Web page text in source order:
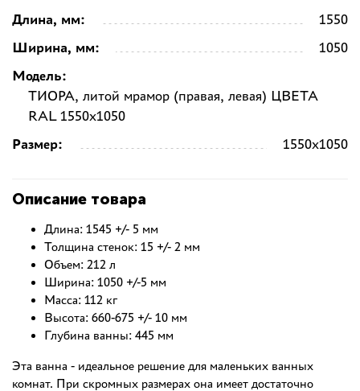
Длина, мм:
1550
Ширина, мм:
1050
Модель:
ТИОРА, литой мрамор (правая, левая) ЦВЕТА
RAL 1550x1050
Размер:
1550x1050
Описание товара
Длина: 1545 +/- 5 мм
Толщина стенок: 15 +/- 2 мм
Объем: 212 л
Ширина: 1050 +/-5 мм
Масса: 112 кг
Высота: 660-675 +/- 10 мм
Глубина ванны: 445 мм
Эта ванна - идеальное решение для маленьких ванных
комнат. При скромных размерах она имеет достаточно